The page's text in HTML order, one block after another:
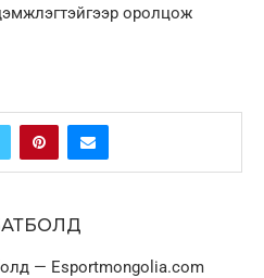
оролцож
— Esportmongolia.com